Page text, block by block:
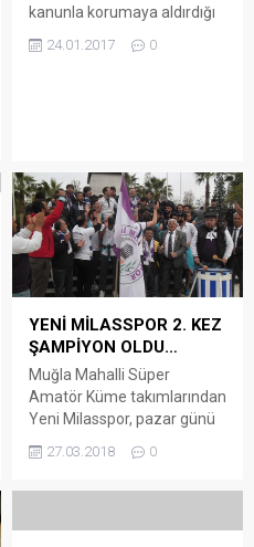
kanunla korumaya aldırdığı
günlerini yaşıyor. İmara
geçirdiği Muğla Marmaris
Okluk Koyu’ndaki mütevazı
Cumhurbaşkanlığı konutu
yıkıldı. 4 oda 1 salon, 230
metrekarelik konutun yerine
lüks...
24.01.2017 0
YENİ MİLASSPOR 2. KEZ
ŞAMPİYON OLDU…
Muğla Mahalli Süper
Amatör Küme takımlarından
Yeni Milasspor, pazar günü
Turgutreisspor maçını 2-1
Muğla Mahalli Süper
27.03.2018 0